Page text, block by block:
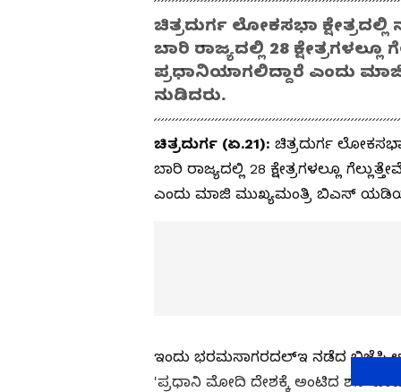
ಚಿತ್ರದುರ್ಗ ಲೋಕಸಭಾ
ಬಾರಿ ರಾಜ್ಯದಲ್ಲಿ 28
ಪ್ರಧಾನಿಯಾಗಲಿದ್ದಾರೆ ಎಂದು
ನುಡಿದರು.
ಚಿತ್ರದುರ್ಗ (ಏ.21): ಚಿತ್ರದುರ್ಗ
ಬಾರಿ ರಾಜ್ಯದಲ್ಲಿ 28 ಕ್ಷೇತ್ರಗಳಲ್ಲೂ
ಎಂದು ಮಾಜಿ ಮುಖ್ಯಮಂತ್ರಿ ಬಿಎಸ್
ಇಂದು ಭರಮಸಾಗರದಲ್ಇ ನಡೆದ ಬಿಜೆಪಿ
'ಪ್ರಧಾನಿ ಮೋದಿ ದೇಶಕ್ಕೆ ಅಂಟಿದ ಶನಿ'